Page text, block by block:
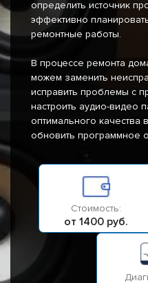
определить источник
эффективно
ремонтные работы.
В процессе ремонта
можем заменить
исправить проблемы с
настроить аудио-видео
оптимального качества
обновить программное
Стоимость:
от 1400 руб.